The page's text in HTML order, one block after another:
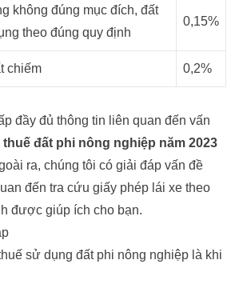
không đúng mục đích, đất
theo đúng quy định
0,15%
chiếm 0,2%
đầy đủ thông tin liên quan đến vấn
đất phi nông nghiệp năm 2023
ra, chúng tôi có giải đáp vấn đề
đến tra cứu giấy phép lái xe theo
được giúp ích cho bạn.
sử dụng đất phi nông nghiệp là khi